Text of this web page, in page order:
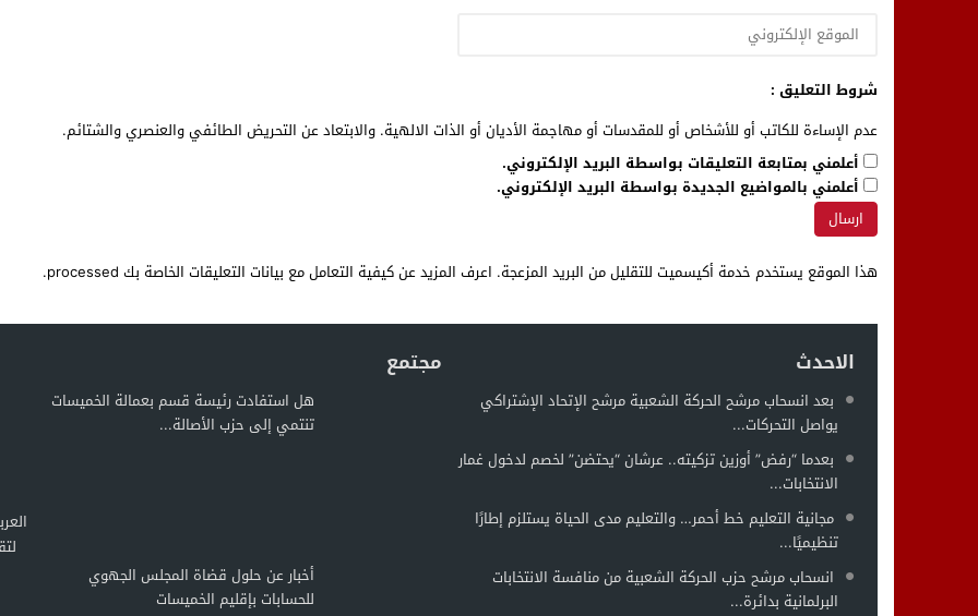
شروط التعليق :
عدم الإساءة للكاتب أو للأشخاص أو للمقدسات أو مهاجمة الأديان أو الذات الالهية. والابتعاد عن التحريض الطائفي والعنصري والشتائم.
أعلمني بمتابعة التعليقات بواسطة البريد الإلكتروني.
أعلمني بالمواضيع الجديدة بواسطة البريد الإلكتروني.
هذا الموقع يستخدم خدمة أكيسميت للتقليل من البريد المزعجة. اعرف المزيد عن كيفية التعامل مع بيانات التعليقات الخاصة بك processed .
الاحدث
بعد انسحاب مرشح الحركة الشعبية مرشح الإتحاد الإشتراكي
يواصل التحركات...
بعدما “رفض” أوزين تزكيته.. عرشان “يحتضن” لخصم لدخول غمار
الانتخابات...
مجانية التعليم خط أحمر… والتعليم مدى الحياة يستلزم إطارًا
تنظيميًا...
انسحاب مرشح حزب الحركة الشعبية من منافسة الانتخابات
البرلمانية بدائرة...
مجتمع
هل استفادت رئيسة قسم بعمالة الخميسات
تنتمي إلى حزب الأصالة...
أخبار عن حلول قضاة المجلس الجهوي
للحسابات بإقليم الخميسات